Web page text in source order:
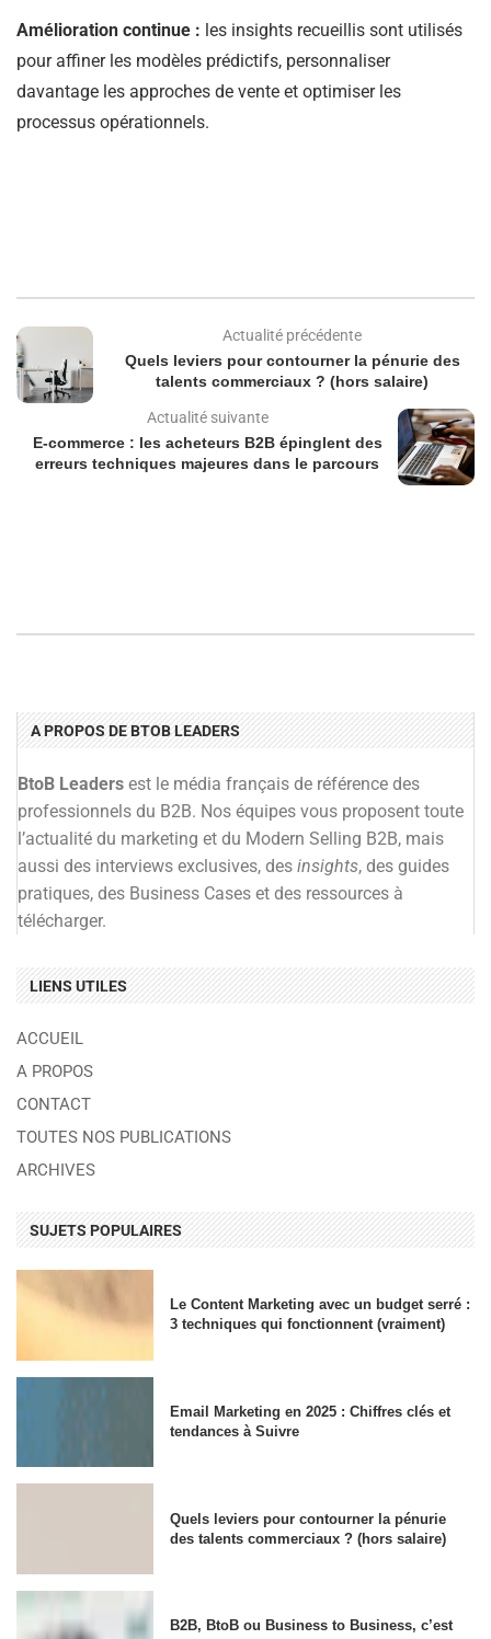
Amélioration continue : les insights recueillis sont utilisés
pour affiner les modèles prédictifs, personnaliser
davantage les approches de vente et optimiser les
processus opérationnels.
Actualité précédente
Quels leviers pour contourner la pénurie des
talents commerciaux ? (hors salaire)
Actualité suivante
E-commerce : les acheteurs B2B épinglent des
erreurs techniques majeures dans le parcours
A PROPOS DE BTOB LEADERS
BtoB Leaders est le média français de référence des
professionnels du B2B. Nos équipes vous proposent toute
l’actualité du marketing et du Modern Selling B2B, mais
aussi des interviews exclusives, des insights, des guides
pratiques, des Business Cases et des ressources à
télécharger.
LIENS UTILES
ACCUEIL
A PROPOS
CONTACT
TOUTES NOS PUBLICATIONS
ARCHIVES
SUJETS POPULAIRES
Le Content Marketing avec un budget serré :
3 techniques qui fonctionnent (vraiment)
Email Marketing en 2025 : Chiffres clés et
tendances à Suivre
Quels leviers pour contourner la pénurie
des talents commerciaux ? (hors salaire)
B2B, BtoB ou Business to Business, c’est